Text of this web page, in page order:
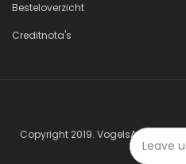
Leave
Besteloverzicht
Creditnota's
Copyright 2019.